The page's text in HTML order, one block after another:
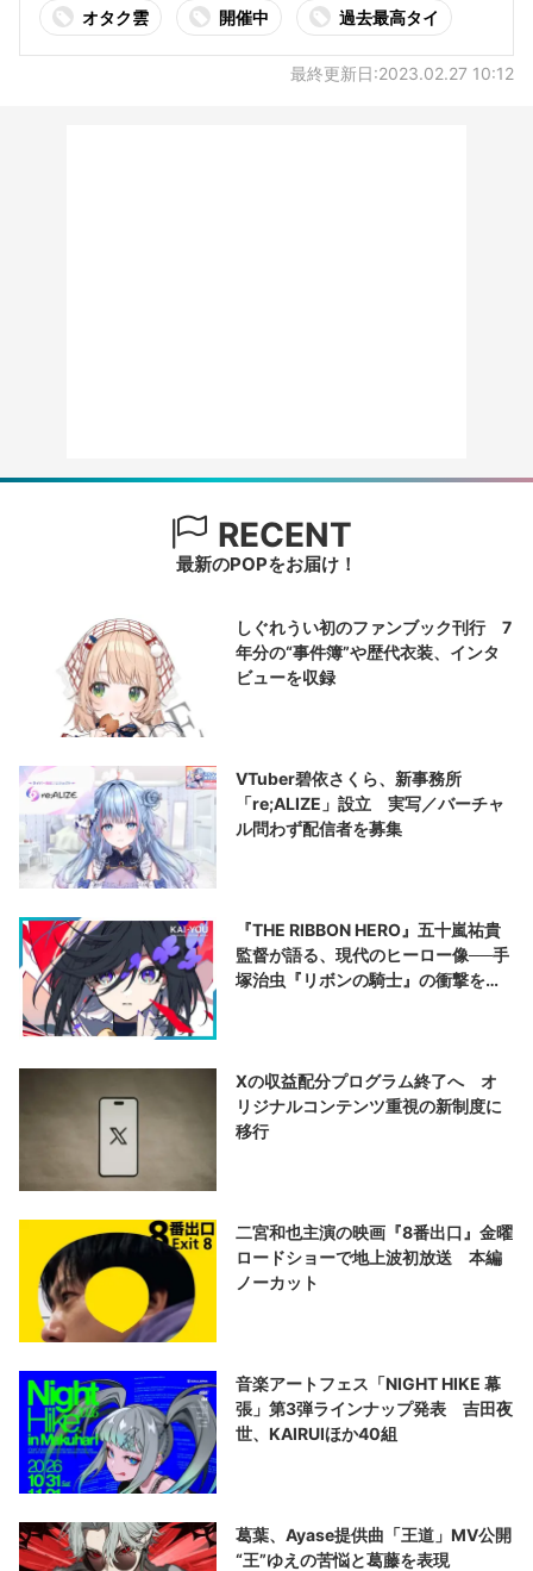
オタク雲 開催中 過去最高タイ
最終更新日:2023.02.27 10:12
RECENT
最新のPOPをお届け！
しぐれうい初のファンブック刊行 7
年分の“事件簿”や歴代衣装、インタ
ビューを収録
VTuber碧依さくら、新事務所
「re;ALIZE」設立 実写／バーチャ
ル問わず配信者を募集
『THE RIBBON HERO』五十嵐祐貴
監督が語る、現代のヒーロー像──手
塚治虫『リボンの騎士』の衝撃を再
Xの収益配分プログラム終了へ オ
リジナルコンテンツ重視の新制度に
移行
二宮和也主演の映画『8番出口』金曜
ロードショーで地上波初放送 本編
ノーカット
音楽アートフェス「NIGHT HIKE 幕
張」第3弾ラインナップ発表 吉田夜
世、KAIRUIほか40組
葛葉、Ayase提供曲「王道」MV公開
“王”ゆえの苦悩と葛藤を表現